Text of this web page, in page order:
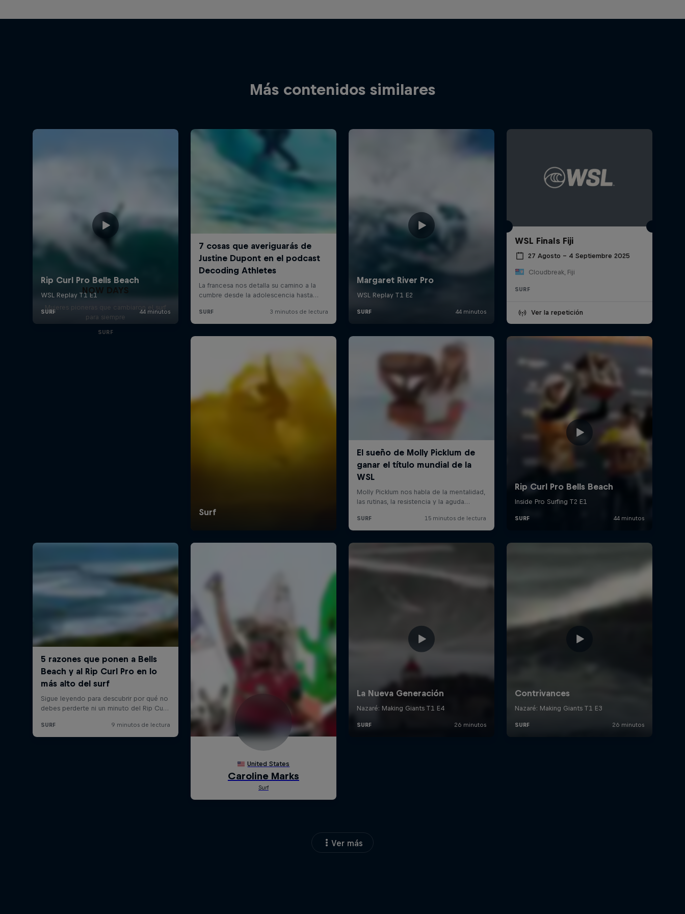
Más contenidos similares
WSL Finals Fiji
27 Agosto – 4 Septiembre 2025
Cloudbreak, Fiji
SURF
Ver la repetición
NOW DAYS
Mujeres pioneras que cambiaron el surf
para siempre
SURF
Ver más